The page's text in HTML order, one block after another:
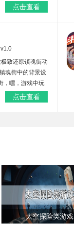
到更多的欢乐与
点击查看
致还原镇魂街动
魂街中的背景设
，嘿，游戏中玩
人物来进行战
点击查看
太空探险类游戏